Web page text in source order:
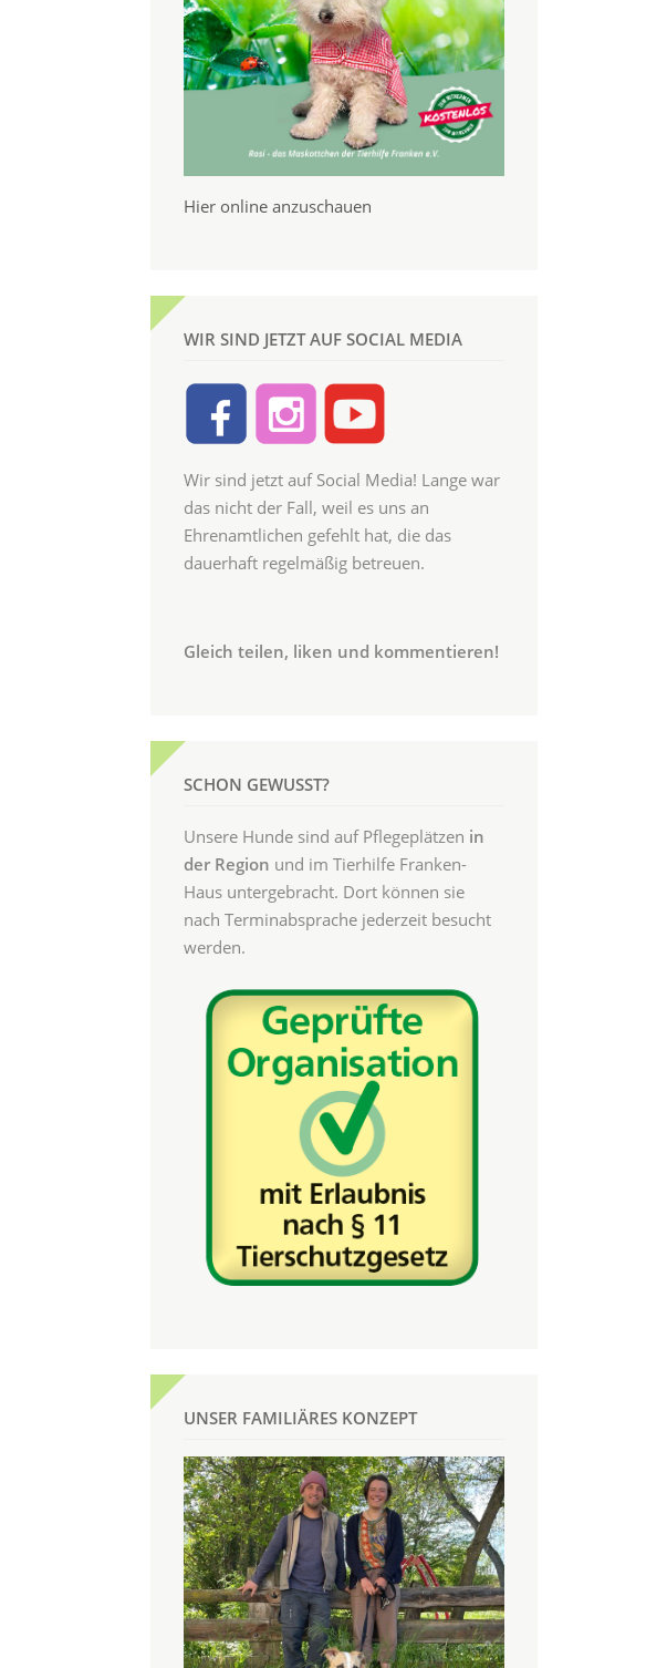
Hier online anzuschauen
WIR SIND JETZT AUF SOCIAL MEDIA
Wir sind jetzt auf Social Media! Lange war
das nicht der Fall, weil es uns an
Ehrenamtlichen gefehlt hat, die das
dauerhaft regelmäßig betreuen.
Gleich teilen, liken und kommentieren!
SCHON GEWUSST?
Unsere Hunde sind auf Pflegeplätzen in
der Region und im Tierhilfe Franken-
Haus untergebracht. Dort können sie
nach Terminabsprache jederzeit besucht
werden.
UNSER FAMILIÄRES KONZEPT